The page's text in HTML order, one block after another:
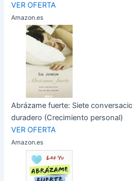
VER OFERTA
Amazon.es
Abrázame fuerte: Siete
duradero (Crecimiento personal)
VER OFERTA
Amazon.es